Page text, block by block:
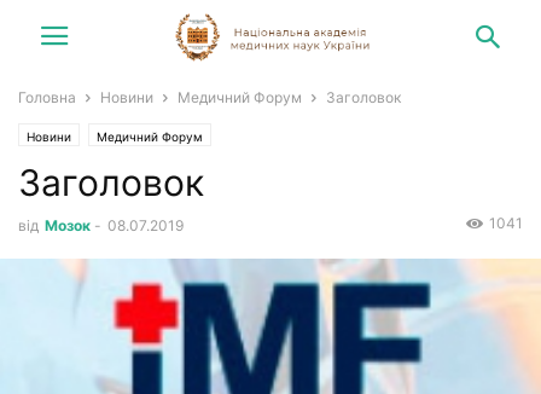
Головна Новини Медичний Форум Заголовок
Новини Медичний Форум
Заголовок
від Мозок - 08.07.2019 1041